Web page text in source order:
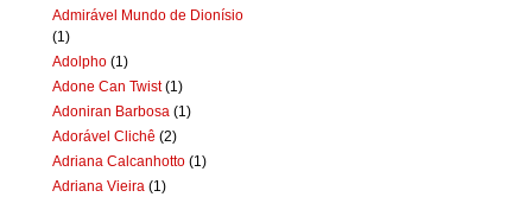
Admirável Mundo de Dionísio
(1)
Adolpho (1)
Adone Can Twist (1)
Adoniran Barbosa (1)
Adorável Clichê (2)
Adriana Calcanhotto (1)
Adriana Vieira (1)